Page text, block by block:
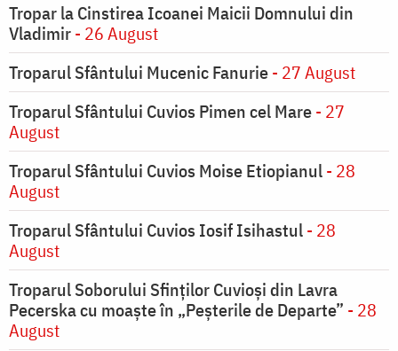
Tropar la Cinstirea Icoanei Maicii Domnului din
Vladimir- 26 August
Troparul Sfântului Mucenic Fanurie- 27 August
Troparul Sfântului Cuvios Pimen cel Mare- 27
August
Troparul Sfântului Cuvios Moise Etiopianul- 28
August
Troparul Sfântului Cuvios Iosif Isihastul- 28
August
Troparul Soborului Sfinților Cuvioși din Lavra
Pecerska cu moaște în „Peșterile de Departe” - 28
August